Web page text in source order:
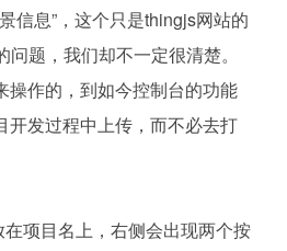
信息”，这个只是thingjs网站的
题，我们却不一定很清楚。
作的，到如今控制台的功能
发过程中上传，而不必去打
项目名上，右侧会出现两个按